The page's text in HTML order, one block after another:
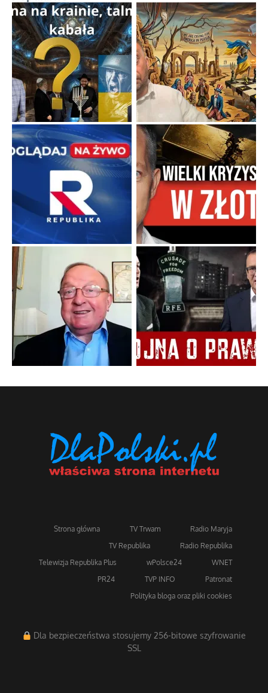
Strona główna TV Trwam
Radio Maryja
TV Republika
Radio Republika
Telewizja Republika Plus
wPolsce24
WNET
PR24
TVP INFO
Patronat
Polityka bloga oraz pliki cookies
Dla bezpieczeństwa stosujemy 256-bitowe szyfrowanie
SSL